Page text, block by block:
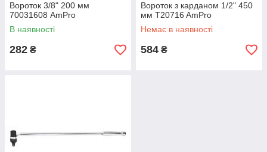
Вороток 3/8" 200 мм
70031608 AmPro
В наявності
282 ₴
Вороток з карданом 1/2" 450
мм T20716 AmPro
Немає в наявності
584 ₴